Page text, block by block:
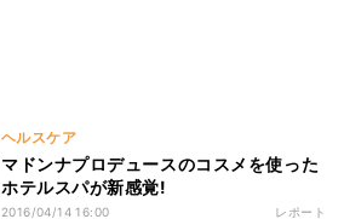
ヘルスケア
マドンナプロデュースのコスメを使った
ホテルスパが新感覚!
2016/04/14 16:00 レポート